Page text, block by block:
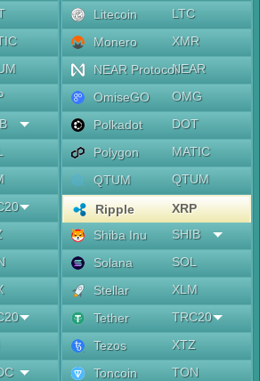
Litecoin
LTC
Monero
XMR
NEAR ProtocolNEAR
OmiseGO
OMG
Polkadot
DOT
Polygon
MATIC
QTUM
QTUM
Ripple
XRP
Shiba Inu
SHIB
Solana
SOL
Stellar
XLM
Tether
TRC20
Tezos
XTZ
Toncoin
TON